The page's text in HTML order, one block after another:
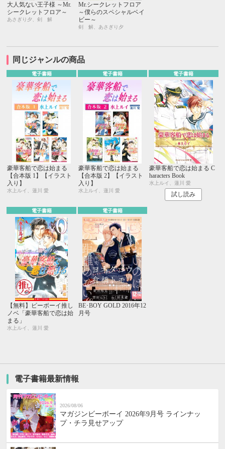
大人気ない王子様 ～Mr.
シークレットフロア～
あさぎり夕、剣 解
Mr.シークレットフロア
～僕らのスペシャルベイ
ビー～
剣 解、あさぎり夕
同じジャンルの商品
電子書籍
豪華客船で恋は始まる
【合本版 1】【イラスト
入り】
水上ルイ、蓮川 愛
電子書籍
豪華客船で恋は始まる
【合本版 2】【イラスト
入り】
水上ルイ、蓮川 愛
電子書籍
豪華客船で恋は始まる C
haracters Book
水上ルイ、蓮川 愛
試し読み
電子書籍
【無料】ビーボーイ推し
ノベ「豪華客船で恋は始
まる」
水上ルイ、蓮川 愛
電子書籍
BE･BOY GOLD 2016年12
月号
電子書籍最新情報
2026/08/06
マガジンビーボーイ 2026年9月号 ラインナッ
プ・チラ見せアップ